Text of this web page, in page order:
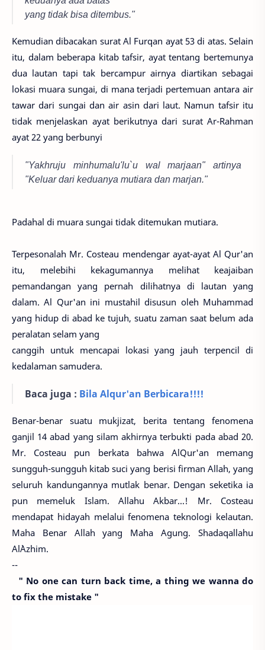
yang tidak bisa ditembus."
Kemudian dibacakan surat Al Furqan ayat 53 di atas. Selain
itu, dalam beberapa kitab tafsir, ayat tentang bertemunya
dua lautan tapi tak bercampur airnya diartikan sebagai
lokasi muara sungai, di mana terjadi pertemuan antara air
tawar dari sungai dan air asin dari laut. Namun tafsir itu
tidak menjelaskan ayat berikutnya dari surat Ar-Rahman
ayat 22 yang berbunyi
"Yakhruju minhumalu'lu`u wal marjaan" artinya
"Keluar dari keduanya mutiara dan marjan."
Padahal di muara sungai tidak ditemukan mutiara.
Terpesonalah Mr. Costeau mendengar ayat-ayat Al Qur'an
itu, melebihi kekagumannya melihat keajaiban
pemandangan yang pernah dilihatnya di lautan yang
dalam. Al Qur'an ini mustahil disusun oleh Muhammad
yang hidup di abad ke tujuh, suatu zaman saat belum ada
peralatan selam yang
canggih untuk mencapai lokasi yang jauh terpencil di
kedalaman samudera.
Baca juga : Bila Alqur'an Berbicara!!!!
Benar-benar suatu mukjizat, berita tentang fenomena
ganjil 14 abad yang silam akhirnya terbukti pada abad 20.
Mr. Costeau pun berkata bahwa AlQur'an memang
sungguh-sungguh kitab suci yang berisi firman Allah, yang
seluruh kandungannya mutlak benar. Dengan seketika ia
pun memeluk Islam. Allahu Akbar...! Mr. Costeau
mendapat hidayah melalui fenomena teknologi kelautan.
Maha Benar Allah yang Maha Agung. Shadaqallahu
Al`Azhim.
--
" No one can turn back time, a thing we wanna do
to fix the mistake "